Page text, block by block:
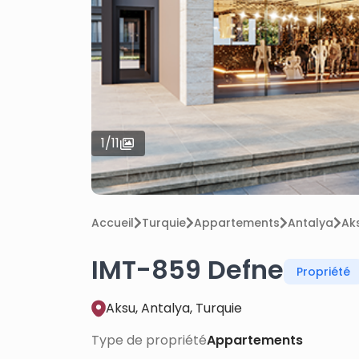
1/11
Accueil Turquie Appartements Antalya
IMT-859 Defne Propriété
Aksu, Antalya, Turquie
Type de propriétéAppartements